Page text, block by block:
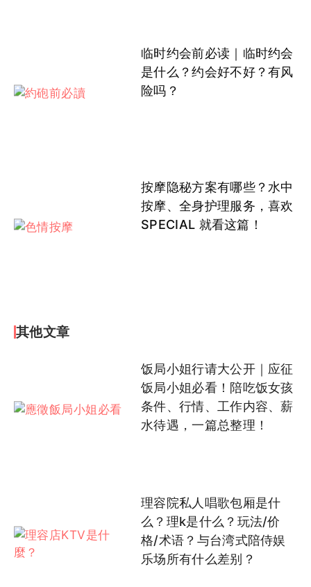
临时约会前必读｜临时约会
是什么？约会好不好？有风
险吗？
按摩隐秘方案有哪些？水中
按摩、全身护理服务，喜欢
SPECIAL 就看这篇！
其他文章
饭局小姐行请大公开｜应征
饭局小姐必看！陪吃饭女孩
条件、行情、工作内容、薪
水待遇，一篇总整理！
理容院私人唱歌包厢是什
么？理k是什么？玩法/价
格/术语？与台湾式陪侍娱
乐场所有什么差别？